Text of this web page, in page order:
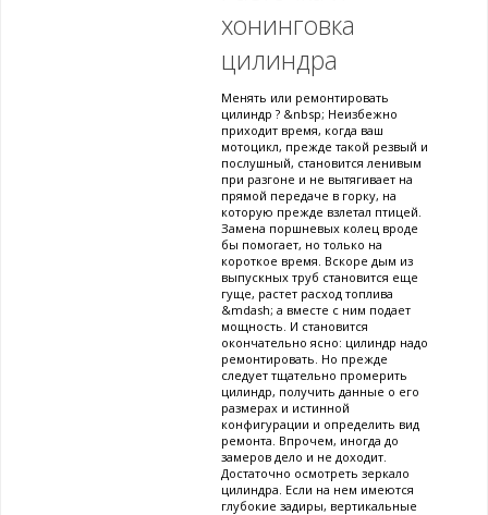
хонинговка
цилиндра
Менять или ремонтировать
цилиндр ? &nbsp; Неизбежно
приходит время, когда ваш
мотоцикл, прежде такой резвый и
послушный, становится ленивым
при разгоне и не вытягивает на
прямой передаче в горку, на
которую прежде взлетал птицей.
Замена поршневых колец вроде
бы помогает, но только на
короткое время. Вскоре дым из
выпускных труб становится еще
гуще, растет расход топлива
&mdash; а вместе с ним подает
мощность. И становится
окончательно ясно: цилиндр надо
ремонтировать. Но прежде
следует тщательно промерить
цилиндр, получить данные о его
размерах и истинной
конфигурации и определить вид
ремонта. Впрочем, иногда до
замеров дело и не доходит.
Достаточно осмотреть зеркало
цилиндра. Если на нем имеются
глубокие задиры, вертикальные